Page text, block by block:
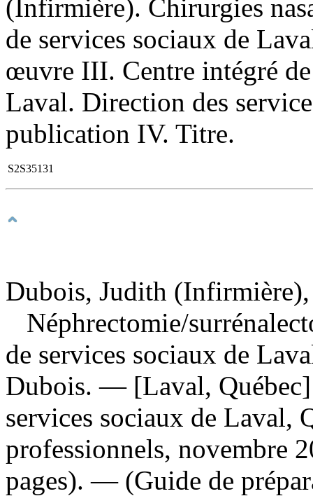
(Infirmière). Chirurgies
de services sociaux de
œuvre III. Centre intégré de
Laval. Direction des
publication IV. Titre.
S2S35131
Dubois, Judith (Infirmière),
Néphrectomie/
de services sociaux de
Dubois. — [Laval, Québec]
services sociaux de Laval,
professionnels, novembre
pages). — (Guide de